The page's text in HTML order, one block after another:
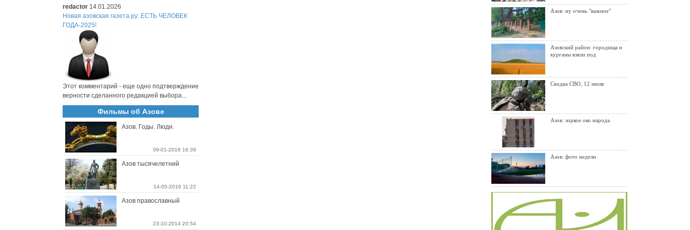
redactor 14.01.2026
Новая азовская газета.ру: ЕСТЬ ЧЕЛОВЕК
ГОДА-2025!
Этот комментарий - еще одно подтверждение
верности сделанного редакцией выбора...
Фильмы об Азове
Азов. Годы. Люди.
09-01-2018 16:39
Азов тысячелетний
14-05-2016 11:22
Азов православный
23-10-2014 20:54
Азов: ну очень "важное"
Азовский район: городища и
курганы взяли под
Сводка СВО, 12 июля
Азов: зоркое око народа
Азов: фото недели